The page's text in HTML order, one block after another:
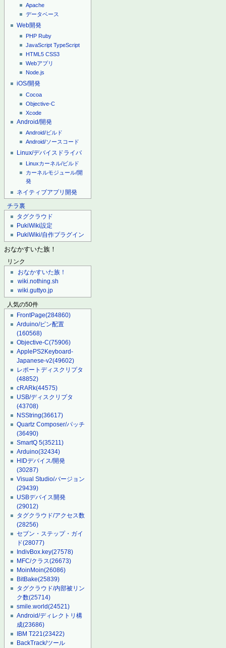
Apache
データベース
Web開発
PHP Ruby
JavaScript TypeScript
HTML5 CSS3
Webアプリ
Node.js
iOS/開発
Cocoa
Objective-C
Xcode
Android/開発
Android/ビルド
Android/ソースコード
Linux/デバイスドライバ
Linuxカーネル/ビルド
カーネルモジュール/開
発
ネイティブアプリ開発
チラ裏
タグクラウド
PukiWiki設定
PukiWiki/自作プラグイン
おなかすいた族！
リンク
おなかすいた族！
wiki.nothing.sh
wiki.guttyo.jp
人気の50件
FrontPage(284860)
Arduino/ピン配置
(160568)
Objective-C(75906)
ApplePS2Keyboard-
Japanese-v2(49602)
レポートディスクリプタ
(48852)
cRARk(44575)
USB/ディスクリプタ
(43708)
NSString(36617)
Quartz Composer/パッチ
(36490)
SmartQ 5(35211)
Arduino(32434)
HIDデバイス/開発
(30287)
Visual Studio/バージョン
(29439)
USBデバイス開発
(29012)
タグクラウド/アクセス数
(28256)
セブン・ステップ・ガイ
ド(28077)
IndivBox.key(27578)
MFC/クラス(26673)
MoinMoin(26086)
BitBake(25839)
タグクラウド/内部被リン
ク数(25714)
smile.world(24521)
Android/ディレクトリ構
成(23686)
IBM T221(23422)
BackTrack/ツール